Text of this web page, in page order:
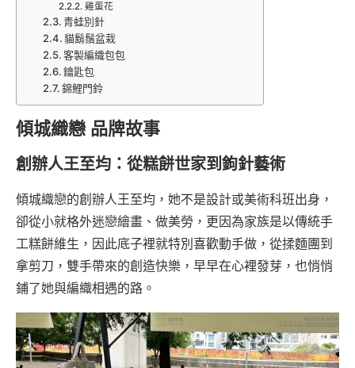
雞蛋花
青蛙別針
貓鬍鬚盆栽
客製編織包包
鑰匙包
錦鯉門鈴
傾城織戀 品牌故事
創辦人王至均：從糕餅世家到鉤針藝術
傾城織戀的創辦人王至均，她不是設計或美術科班出身，
卻從小就格外迷戀繪畫、做美勞，更因為家族是以傳統手
工糕餅維生，因此底子裡就特別喜歡動手做，從揉麵團到
拿剪刀，雙手帶來的創造快樂，早早在心裡發芽，也悄悄
鋪了她與編織相遇的路。